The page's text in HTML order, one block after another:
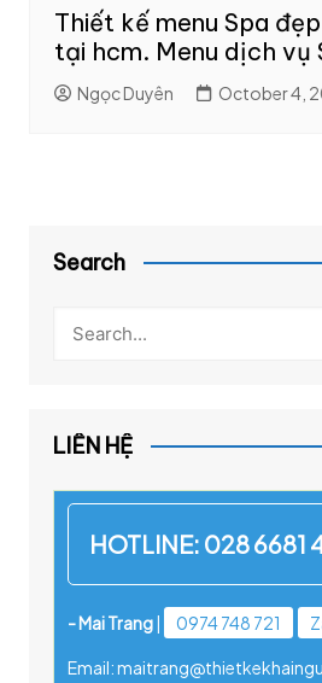
Thiết kế menu Spa
tại hcm. Menu dịch vụ
Ngọc Duyên October 4,
Search
LIÊN HỆ
HOTLINE: 028 6681
- Mai Trang| 0974 748 721
Email: